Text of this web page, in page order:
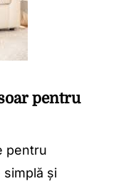
pentru
pentru
și